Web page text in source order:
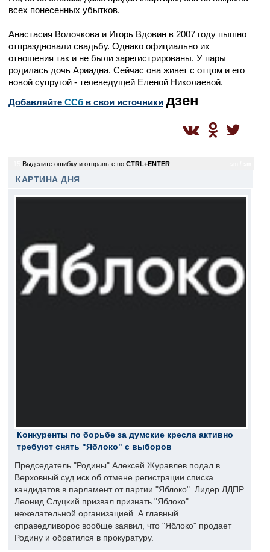
всех понесенных убытков.
Анастасия Волочкова и Игорь Вдовин в 2007 году пышно
отпраздновали свадьбу. Однако официально их
отношения так и не были зарегистрированы. У пары
родилась дочь Ариадна. Сейчас она живет с отцом и его
новой супругой - телеведущей Еленой Николаевой.
Добавляйте CСб в свои источники дзен
Выделите ошибку и отправьте по CTRL+ENTER
КАРТИНА ДНЯ
Конкуренты по борьбе за думские кресла активно
требуют снять "Яблоко" с выборов
Председатель "Родины" Алексей Журавлев подал в
Верховный суд иск об отмене регистрации списка
кандидатов в парламент от партии "Яблоко". Лидер ЛДПР
Леонид Слуцкий призвал признать "Яблоко"
нежелательной организацией. А главный
справедливорос вообще заявил, что "Яблоко" продает
Родину и обратился в прокуратуру.